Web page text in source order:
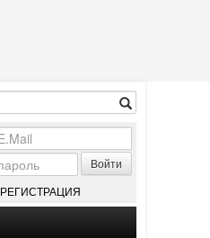
Войти
РЕГИСТРАЦИЯ